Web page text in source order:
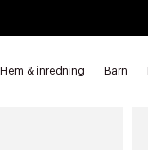
Hem & inredning Barn
Ansiktsrengöring